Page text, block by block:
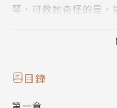
琴，可教她奇怪的是
的那個男人長得這麼
目錄